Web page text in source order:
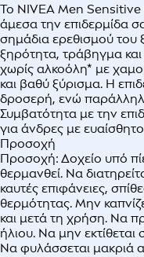
Το NIVEA Men
άμεσα την επιδερμίδα
σημάδια ερεθισμού του
ξηρότητα, τράβηγμα
χωρίς αλκοόλη* με
και βαθύ ξύρισμα. Η
δροσερή, ενώ παράλληλα
Συμβατότητα με την
για άνδρες με
Προσοχή
Προσοχή: Δοχείο υπό
θερμανθεί. Να
καυτές επιφάνειες,
θερμότητας. Μην
και μετά τη χρήση. Να
ήλιου. Να μην
Να φυλάσσεται μακριά